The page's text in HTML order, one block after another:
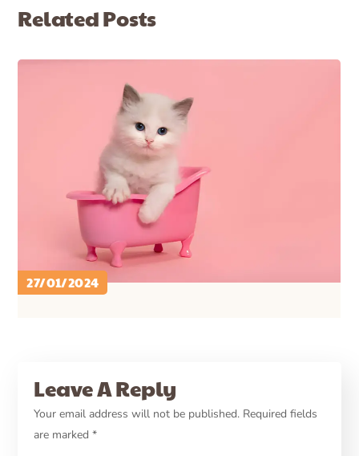
Related Posts
27/01/2024
Perawatan Wajib Bagi
Kucing Agar Sehat dan
Tetap Cantik
Leave A Reply
Your email address will not be published. Required fields
are marked*